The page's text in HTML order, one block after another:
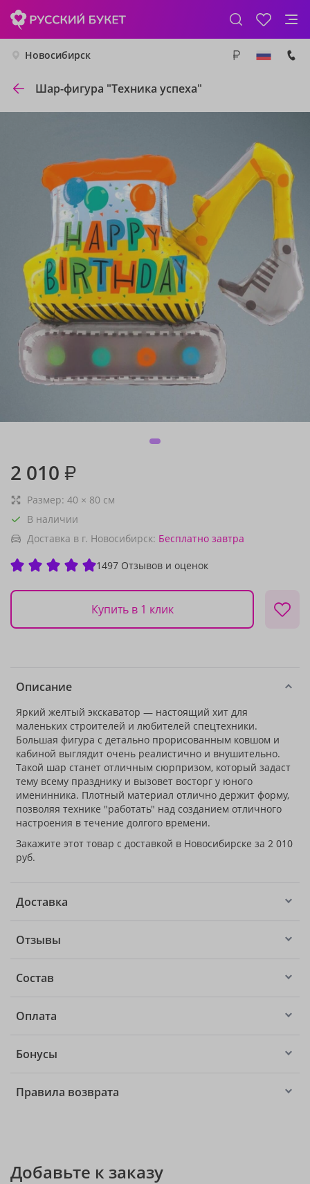
Новосибирск
Шар-фигура "Техника успеха"
2 010 ₽
Размер: 40 × 80 см
В наличии
Доставка в г. Новосибирск: Бесплатно завтра
1497 Отзывов и оценок
Купить в 1 клик
Описание
Яркий желтый экскаватор — настоящий хит для
маленьких строителей и любителей спецтехники.
Большая фигура с детально прорисованным ковшом и
кабиной выглядит очень реалистично и внушительно.
Такой шар станет отличным сюрпризом, который задаст
тему всему празднику и вызовет восторг у юного
именинника. Плотный материал отлично держит форму,
позволяя технике "работать" над созданием отличного
настроения в течение долгого времени.
Закажите этот товар с доставкой в Новосибирске за 2 010
руб.
Доставка
Отзывы
Состав
Оплата
Бонусы
Правила возврата
Добавьте к заказу